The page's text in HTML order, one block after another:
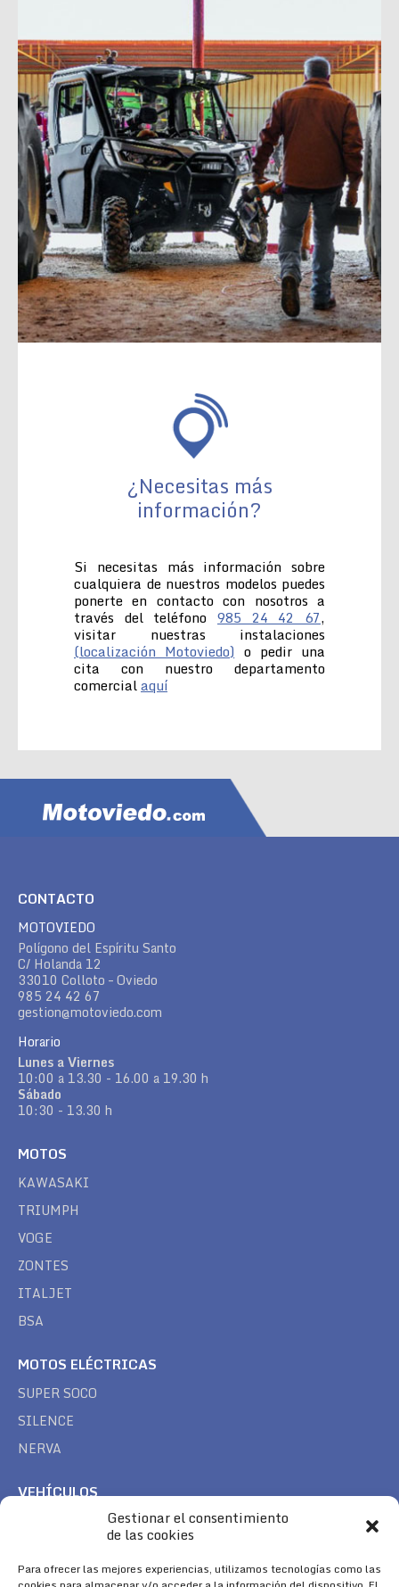
Gestionar el consentimiento
de las cookies
Para ofrecer las mejores experiencias, utilizamos tecnologías como las
¿Necesitas más
información?
Si necesitas más información sobre
cualquiera de nuestros modelos puedes
ponerte en contacto con nosotros a
través del teléfono 985 24 42 67,
visitar nuestras instalaciones
(localización Motoviedo) o pedir una
cita con nuestro departamento
comercialaquí
CONTACTO
MOTOVIEDO
Polígono del Espíritu Santo
C/ Holanda 12
33010 Colloto – Oviedo
985 24 42 67
gestion@motoviedo.com
Horario
Lunes a Viernes
10:00 a 13.30 - 16.00 a 19.30 h
Sábado
10:30 - 13.30 h
MOTOS
KAWASAKI
TRIUMPH
VOGE
ZONTES
ITALJET
BSA
MOTOS ELÉCTRICAS
SUPER SOCO
SILENCE
NERVA
VEHÍCULOS
TREK